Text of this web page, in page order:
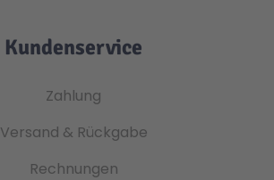
Kundenservice
Zahlung
Versand & Rückgabe
Rechnungen